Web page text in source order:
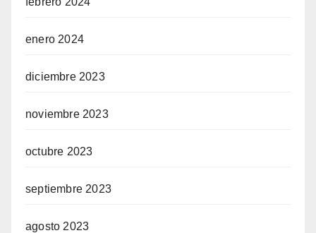
enero 2024
diciembre 2023
noviembre 2023
octubre 2023
septiembre 2023
agosto 2023